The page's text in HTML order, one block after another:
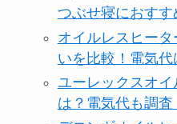
つぶせ寝におすす
オイルレスヒー
いを比較！電気代
ユーレックスオイ
は？電気代も調査